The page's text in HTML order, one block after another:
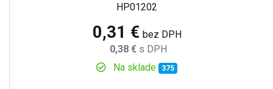
HP01202
0,31 € bez DPH
0,38 € s DPH
Na sklade 375